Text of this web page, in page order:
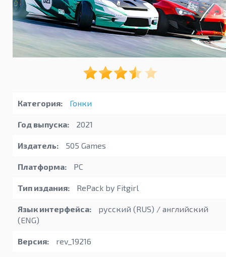
Категория: Гонки
Год выпуска: 2021
Издатель: 505 Games
Платформа: PC
Тип издания: RePack by Fitgirl
Язык интерфейса:
русский (RUS) / английский
(ENG)
Версия: rev_19216